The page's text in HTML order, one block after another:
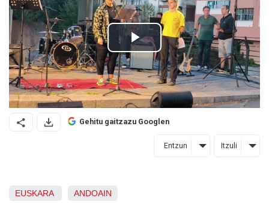
Gehitu gaitzazu Googlen
Entzun Itzuli
EUSKARA ANDOAIN